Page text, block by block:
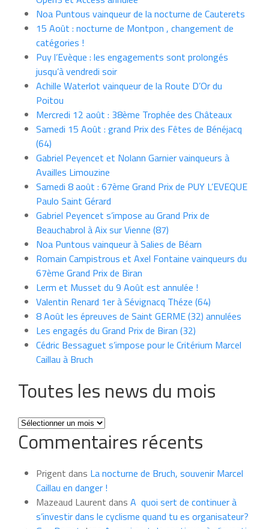
Noa Puntous vainqueur de la nocturne de Cauterets
15 Août : nocturne de Montpon , changement de
catégories !
Puy l’Evèque : les engagements sont prolongés
jusqu’à vendredi soir
Achille Waterlot vainqueur de la Route D’Or du
Poitou
Mercredi 12 août : 38ème Trophée des Châteaux
Samedi 15 Août : grand Prix des Fêtes de Bénéjacq
(64)
Gabriel Peyencet et Nolann Garnier vainqueurs à
Availles Limouzine
Samedi 8 août : 67ème Grand Prix de PUY L’EVEQUE
Paulo Saint Gérard
Gabriel Peyencet s’impose au Grand Prix de
Beauchabrol à Aix sur Vienne (87)
Noa Puntous vainqueur à Salies de Béarn
Romain Campistrous et Axel Fontaine vainqueurs du
67ème Grand Prix de Biran
Lerm et Musset du 9 Août est annulée !
Valentin Renard 1er à Sévignacq Théze (64)
8 Août les épreuves de Saint GERME (32) annulées
Les engagés du Grand Prix de Biran (32)
Cédric Bessaguet s’impose pour le Critérium Marcel
Caillau à Bruch
Toutes les news du mois
Toutes
les
news
mois
Commentaires récents
Prigent dans La nocturne de Bruch, souvenir Marcel
Caillau en danger !
Mazeaud Laurent dans A quoi sert de continuer à
s’investir dans le cyclisme quand tu es organisateur?